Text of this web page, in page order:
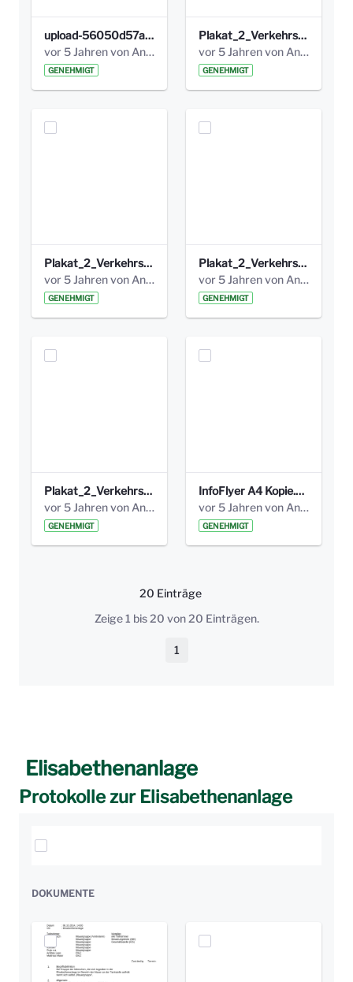
upload-56050d57a331d.jpg
vor 5 Jahren von Anni Schlumberger
GENEHMIGT
Plakat_2_Verkehrsversuch_Nov.2020_b.jpg
vor 5 Jahren von Anni Schlumberger
GENEHMIGT
Plakat_2_Verkehrsversuch_Nov.2020.png
vor 5 Jahren von Anni Schlumberger
GENEHMIGT
Plakat_2_Verkehrsversuch_Nov.2020.pdf
vor 5 Jahren von Anni Schlumberger
GENEHMIGT
Plakat_2_Verkehrsversuch_Nov.2020.jpg
vor 5 Jahren von Anni Schlumberger
GENEHMIGT
InfoFlyer A4 Kopie.png
vor 5 Jahren von Anni Schlumberger
GENEHMIGT
20 Einträge
Pro Seite
Zeige 1 bis 20 von 20 Einträgen.
Seite
1
Elisabethenanlage
Protokolle zur Elisabethenanlage
Elemente auswählen
DOKUMENTE